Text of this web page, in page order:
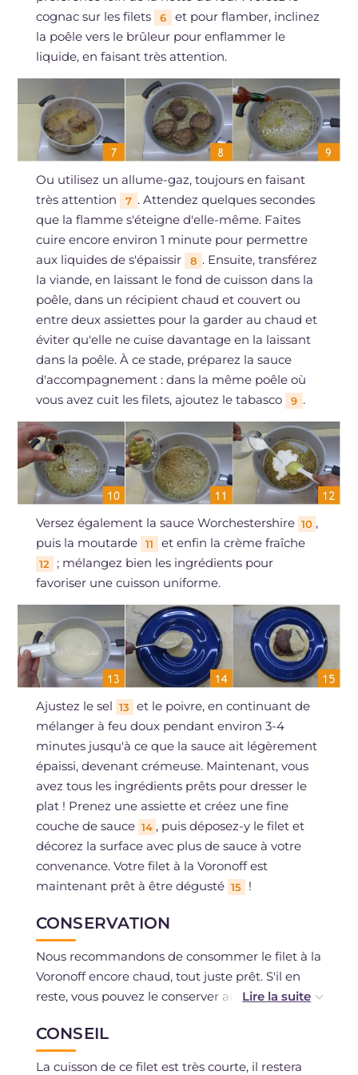
cognac sur les filets
6
et pour flamber, inclinez
la poêle vers le brûleur pour enflammer le
liquide, en faisant très attention.
Ou utilisez un allume-gaz, toujours en faisant
très attention
7 . Attendez quelques secondes
que la flamme s'éteigne d'elle-même. Faites
cuire encore environ 1 minute pour permettre
aux liquides de s'épaissir
8 . Ensuite, transférez
la viande, en laissant le fond de cuisson dans la
poêle, dans un récipient chaud et couvert ou
entre deux assiettes pour la garder au chaud et
éviter qu'elle ne cuise davantage en la laissant
dans la poêle. À ce stade, préparez la sauce
d'accompagnement : dans la même poêle où
vous avez cuit les filets, ajoutez le tabasco
9 .
Versez également la sauce Worchestershire 10 ,
puis la moutarde
11 et enfin la crème fraîche
12
; mélangez bien les ingrédients pour
favoriser une cuisson uniforme.
Ajustez le sel 13
et le poivre, en continuant de
mélanger à feu doux pendant environ 3-4
minutes jusqu'à ce que la sauce ait légèrement
épaissi, devenant crémeuse. Maintenant, vous
avez tous les ingrédients prêts pour dresser le
plat ! Prenez une assiette et créez une fine
couche de sauce 14 , puis déposez-y le filet et
décorez la surface avec plus de sauce à votre
convenance. Votre filet à la Voronoff est
maintenant prêt à être dégusté 15 !
CONSERVATION
Nous recommandons de consommer le filet à la
Voronoff encore chaud, tout juste prêt. S'il en
reste, vous pouvez le conserver au réfrigérateur
un contenant hermétique.
CONSEIL
La cuisson de ce filet est très courte, il restera